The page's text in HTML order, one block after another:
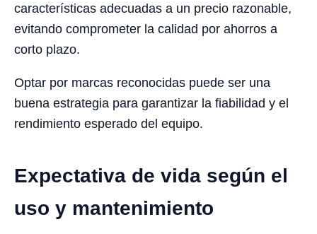
características adecuadas a un precio razonable,
evitando comprometer la calidad por ahorros a
corto plazo.
Optar por marcas reconocidas puede ser una
buena estrategia para garantizar la fiabilidad y el
rendimiento esperado del equipo.
Expectativa de vida según el
uso y mantenimiento